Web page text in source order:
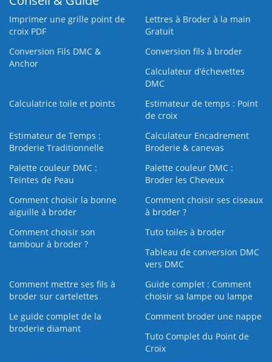
Imprimer une grille point de
croix PDF
Lettres à Broder à la main
Gratuit
Conversion Fils DMC &
Anchor
Conversion fils à broder
Calculateur d’échevettes
DMC
Calculatrice toile et points
Estimateur de temps : Point
de croix
Estimateur de Temps :
Broderie Traditionnelle
Calculateur Encadrement
Broderie & canevas
Palette couleur DMC :
Teintes de Peau
Palette couleur DMC :
Broder les Cheveux
Comment choisir la bonne
aiguille à broder
Comment choisir ses ciseaux
à broder ?
Comment choisir son
tambour à broder ?
Tuto toiles à broder
Tableau de conversion DMC
vers DMC
Comment mettre ses fils à
broder sur cartelettes
Guide complet : Comment
choisir sa lampe ou lampe
Le guide complet de la
broderie diamant
Comment broder une nappe
Tuto Complet du Point de
Croix